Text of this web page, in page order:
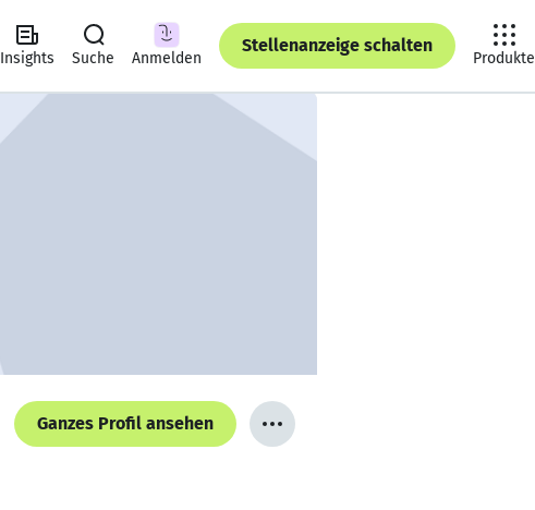
Insights Suche Anmelden
Stellenanzeige schalten
Produkte
Ganzes Profil ansehen